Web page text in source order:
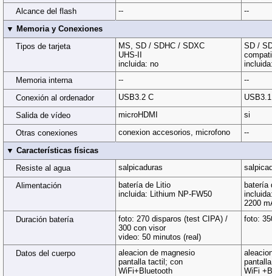
Alcance del flash
--
--
▼ Memoria y Conexiones
Tipos de tarjeta
MS, SD / SDHC / SDXC
UHS-II
incluida: no
SD /
Memoria interna
--
--
Conexión al ordenador
USB3.2 C
Salida de vídeo
microHDMI
si
Otras conexiones
conexion accesorios, microfono
--
▼ Características físicas
Resiste al agua
salpicaduras
Alimentación
batería de Litio
incluida: Lithium NP-FW50
batería
2200
Duración batería
foto: 270 disparos (test CIPA) /
300 con visor
video: 50 minutos (real)
foto:
Datos del cuerpo
aleacion de magnesio
pantalla tactil; con
WiFi+Bluetooth
WiFi